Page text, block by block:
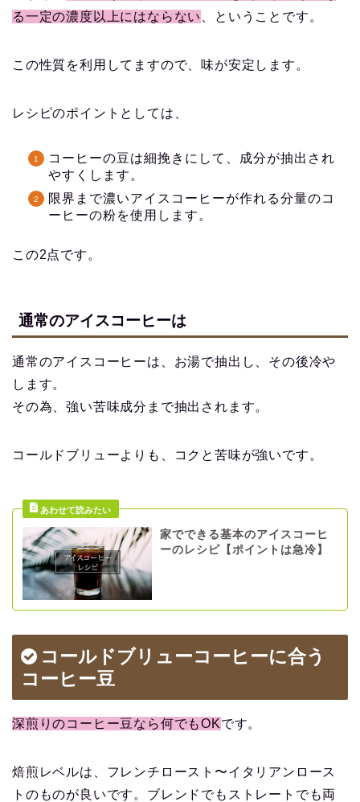
る一定の濃度以上にはならない
、ということです。
この性質を利用してますので、味が安定します。
レシピのポイントとしては、
コーヒーの豆は細挽きにして、成分が抽出され
やすくします。
限界まで濃いアイスコーヒーが作れる分量のコ
ーヒーの粉を使用します。
この2点です。
通常のアイスコーヒーは
通常のアイスコーヒーは、お湯で抽出し、その後冷や
します。
その為、強い苦味成分まで抽出されます。
コールドブリューよりも、コクと苦味が強いです。
家でできる基本のアイスコーヒ
ーのレシピ【ポイントは急冷】
コールドブリューコーヒーに合う
コーヒー豆
深煎りのコーヒー豆なら何でもOKです。
焙煎レベルは、フレンチロースト〜イタリアンロース
トのものが良いです。ブレンドでもストレートでも両